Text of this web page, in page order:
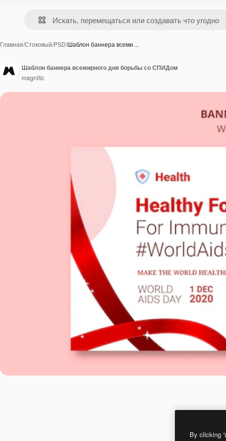
Главная/Стоковый/PSD/Шаблон баннера всеми…
Шаблон баннера всемирного дня борьбы со СПИДом
magnific
By clicking